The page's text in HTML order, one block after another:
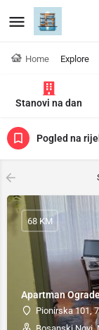
Home Explore
Stanovi na dan
Pogled na
Apartman
Pionirska 101,
68 KM